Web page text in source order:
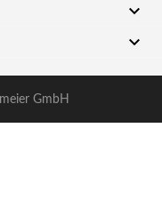


GmbH